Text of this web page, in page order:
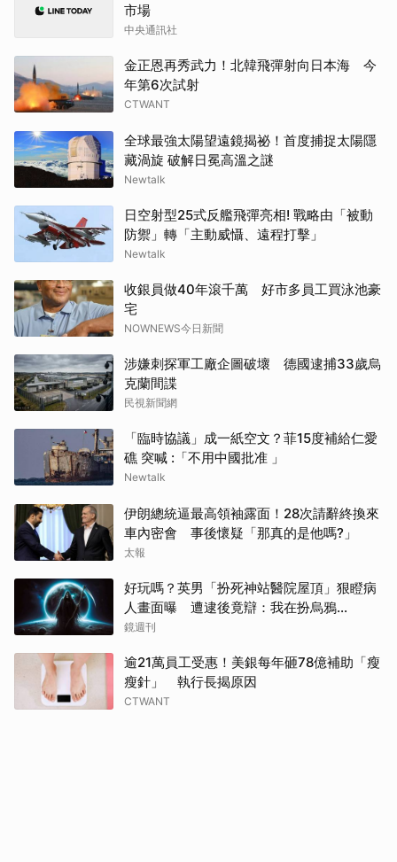
市場
中央通訊社
金正恩再秀武力！北韓飛彈射向日本海 今
年第6次試射
CTWANT
全球最強太陽望遠鏡揭祕！首度捕捉太陽隱
藏渦旋 破解日冕高溫之謎
Newtalk
日空射型25式反艦飛彈亮相! 戰略由「被動
防禦」轉「主動威懾、遠程打擊」
Newtalk
收銀員做40年滾千萬 好市多員工買泳池豪
宅
NOWNEWS今日新聞
涉嫌刺探軍工廠企圖破壞 德國逮捕33歲烏
克蘭間諜
民視新聞網
「臨時協議」成一紙空文？菲15度補給仁愛
礁 突喊 :「不用中國批准 」
Newtalk
伊朗總統逼最高領袖露面！28次請辭終換來
車內密會 事後懷疑「那真的是他嗎?」
太報
好玩嗎？英男「扮死神站醫院屋頂」狠瞪病
人畫面曝 遭逮後竟辯：我在扮烏鴉…
鏡週刊
逾21萬員工受惠！美銀每年砸78億補助「瘦
瘦針」 執行長揭原因
CTWANT